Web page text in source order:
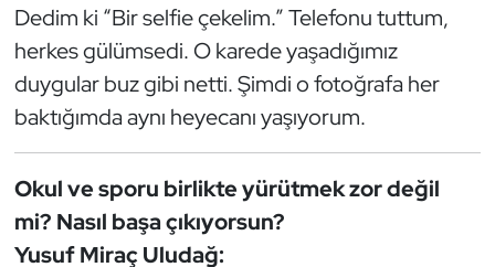
Dedim ki “Bir selfie çekelim.” Telefonu tuttum,
herkes gülümsedi. O karede yaşadığımız
duygular buz gibi netti. Şimdi o fotoğrafa her
baktığımda aynı heyecanı yaşıyorum.
Okul ve sporu birlikte yürütmek zor değil
mi? Nasıl başa çıkıyorsun?
Yusuf Miraç Uludağ: